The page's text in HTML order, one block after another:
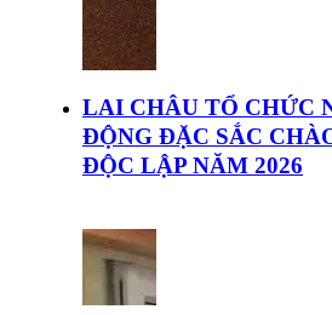
LAI CHÂU TỔ CHỨC
ĐỘNG ĐẶC SẮC
ĐỘC LẬP NĂM 2026